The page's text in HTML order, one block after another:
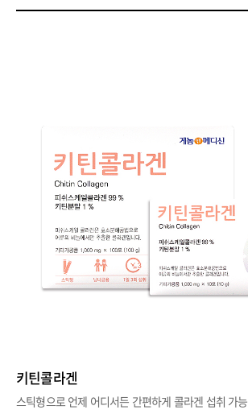
키틴콜라겐
스틱형으로 언제 어디서든 간편하게 콜라겐 섭취 가능